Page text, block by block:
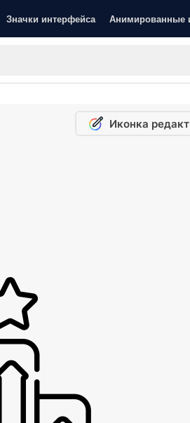
Значки интерфейса Анимированные
Иконка